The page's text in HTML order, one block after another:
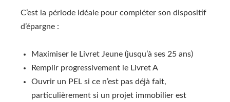
C’est la période idéale pour compléter son dispositif
d’épargne :
Maximiser le Livret Jeune (jusqu’à ses 25 ans)
Remplir progressivement le Livret A
Ouvrir un PEL si ce n’est pas déjà fait,
particulièrement si un projet immobilier est